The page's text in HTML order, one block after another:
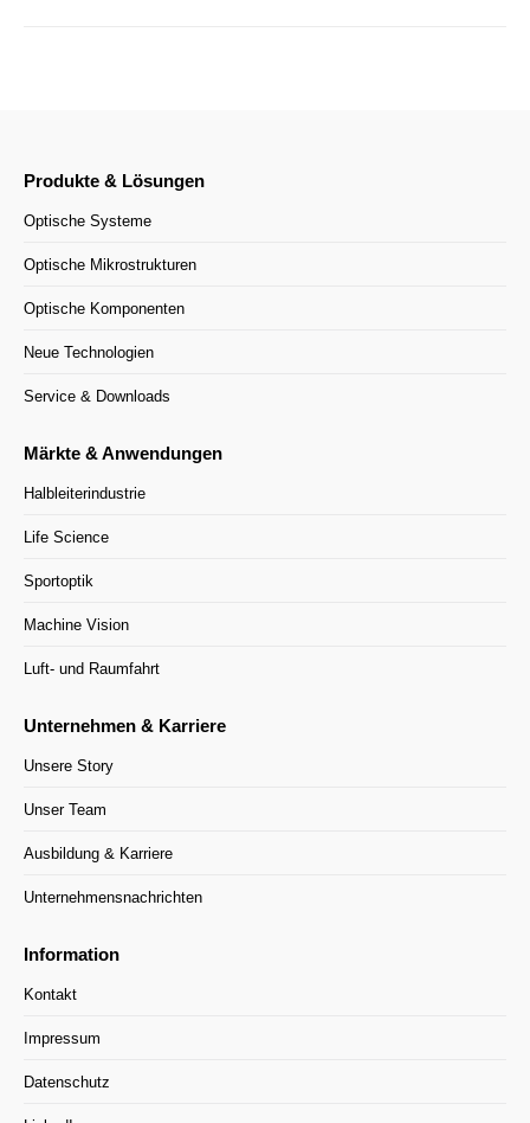
Produkte & Lösungen
Optische Systeme
Optische Mikrostrukturen
Optische Komponenten
Neue Technologien
Service & Downloads
Märkte & Anwendungen
Halbleiterindustrie
Life Science
Sportoptik
Machine Vision
Luft- und Raumfahrt
Unternehmen & Karriere
Unsere Story
Unser Team
Ausbildung & Karriere
Unternehmensnachrichten
Information
Kontakt
Impressum
Datenschutz